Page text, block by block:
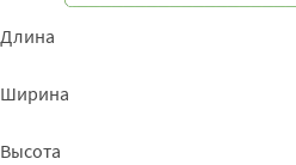
Длина
Ширина
Высота